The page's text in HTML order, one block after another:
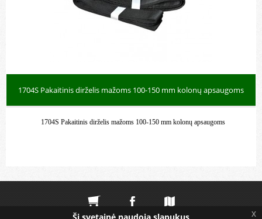
1704S Pakaitinis dirželis mažoms 100-150 mm kolonų apsaugoms
1704S Pakaitinis dirželis mažoms 100-150 mm kolonų apsaugoms
x